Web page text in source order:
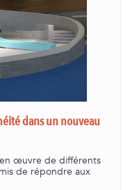
dans un nouveau
en œuvre de différents
de répondre aux